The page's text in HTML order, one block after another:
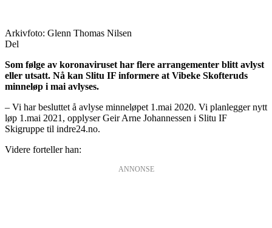
Arkivfoto: Glenn Thomas Nilsen
Del
Som følge av koronaviruset har flere arrangementer blitt avlyst
eller utsatt. Nå kan Slitu IF informere at Vibeke Skofteruds
minneløp i mai avlyses.
– Vi har besluttet å avlyse minneløpet 1.mai 2020. Vi planlegger nytt
løp 1.mai 2021, opplyser Geir Arne Johannessen i Slitu IF
Skigruppe til indre24.no.
Videre forteller han:
ANNONSE